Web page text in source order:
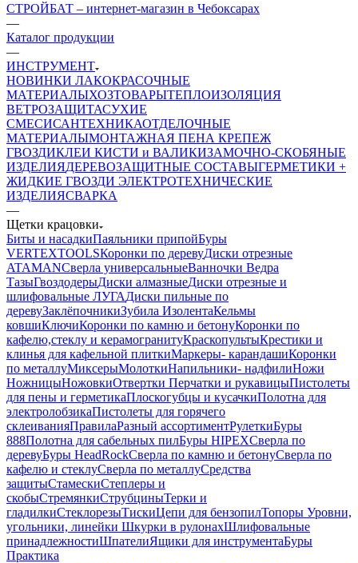
СТРОЙБАТ – интернет-магазин в Чебоксарах
—
Каталог продукции
—
ИНСТРУМЕНТ
НОВИНКИ ЛАКОКРАСОЧНЫЕ
МАТЕРИАЛЫХОЗТОВАРЫТЕПЛОИЗОЛЯЦИЯ
ВЕТРОЗАЩИТАСУХИЕ
СМЕСИСАНТЕХНИКАОТДЕЛОЧНЫЕ
МАТЕРИАЛЫМОНТАЖНАЯ ПЕНА КРЕПЕЖ
ГВОЗДИКЛЕИ КИСТИ и ВАЛИКИЗАМОЧНО-СКОБЯНЫЕ
ИЗДЕЛИЯДЕРЕВОЗАЩИТНЫЕ СОСТАВЫГЕРМЕТИКИ +
ЖИДКИЕ ГВОЗДИ ЭЛЕКТРОТЕХНИЧЕСКИЕ
ИЗДЕЛИЯСВАРКА
—
Щетки крацовки
Биты и насадкиПаяльники припойБуры
VERTEXTOOLSКоронки по деревуДиски отрезные
ATAMANСверла универсальныеВанночки Ведра
ТазыГвоздодерыДиски алмазныеДиски отрезные и
шлифовальные ЛУГАДиски пильные по
деревуЗаклёпочникиЗубила ИзолентаКельмы
ковшиКлючиКоронки по камню и бетонуКоронки по
кафелю,стеклу и керамогранитуКраскопультыКрестики и
клинья для кафельной плиткиМаркеры- карандашиКоронки
по металлуМиксерыМолоткиНапильники- надфилиНожи
НожницыНожовкиОтвертки Перчатки и рукавицыПистолеты
для пены и герметикаПлоскогубцы и кусачкиПолотна для
электролобзикаПистолеты для горячего
склеиванияПравилаРазный ассортиментРулеткиБуры
888Полотна для сабельных пилБуры HIPEXСверла по
деревуБуры HeadRockСверла по камню и бетонуСверла по
кафелю и стеклуСверла по металлуСредства
защитыСтамескиСтеплеры и
скобыСтремянкиСтрубциныТерки и
гладилкиСтеклорезыТискиЦепи для бензопилТопоры Уровни,
угольники, линейки Шкурки в рулонахШлифовальные
принадлежностиШпателиЯщики для инструментаБуры
Практика